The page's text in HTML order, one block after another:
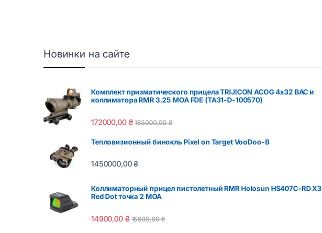
Новинки на сайте
Комплект призматического прицела TRIJICON ACOG 4x32 BAC и
коллиматора RMR 3.25 МОА FDE (TA31-D-100570)
172000,00 ₴ 185000,00₴
Тепловизионный бинокль Pixel on Target VooDoo-B
1450000,00₴
Коллиматорный прицел пистолетный RMR Holosun HS407C-RD X3
Red Dot точка 2 MOA
14900,00 ₴ 15800,00₴